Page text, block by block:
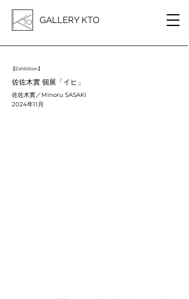
GALLERY KTO
【Exhibition】
佐佐木實 個展「イヒ」
佐佐木實／Minoru SASAKI
2024年11月